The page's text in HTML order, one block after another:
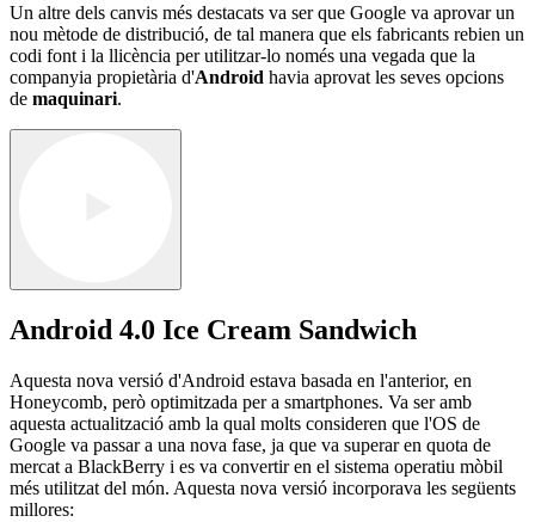
Un altre dels canvis més destacats va ser que Google va aprovar un
nou mètode de distribució, de tal manera que els fabricants rebien un
codi font i la llicència per utilitzar-lo només una vegada que la
companyia propietària d'Android havia aprovat les seves opcions
de maquinari.
Android 4.0 Ice Cream Sandwich
Aquesta nova versió d'Android estava basada en l'anterior, en
Honeycomb, però optimitzada per a smartphones. Va ser amb
aquesta actualització amb la qual molts consideren que l'OS de
Google va passar a una nova fase, ja que va superar en quota de
mercat a BlackBerry i es va convertir en el sistema operatiu mòbil
més utilitzat del món. Aquesta nova versió incorporava les següents
millores: